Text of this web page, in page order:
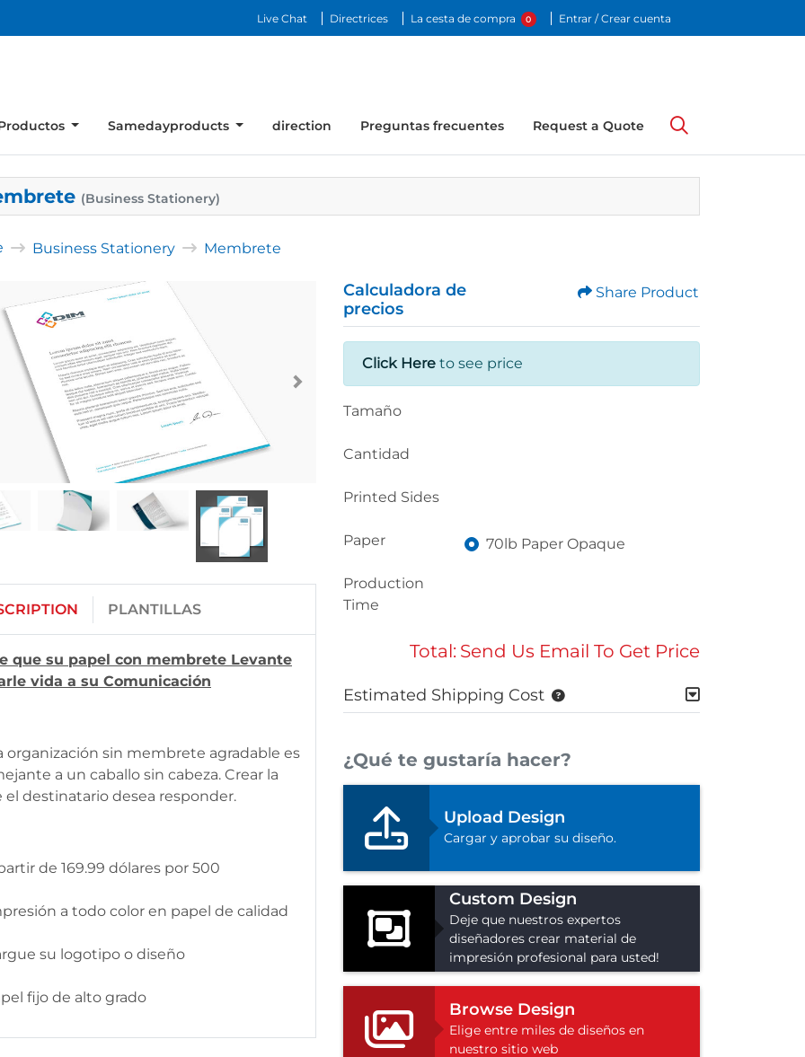
Live Chat Directrices La cesta de compra 0 Entrar / Crear cuenta
Samedayproducts direction Preguntas frecuentes Request a Quote
(Business Stationery)
Business Stationery Membrete
PLANTILLAS
que su papel con membrete Levante
vida a su Comunicación
organización sin membrete agradable es
a un caballo sin cabeza. Crear la
el destinatario desea responder.
de 169.99 dólares por 500
a todo color en papel de calidad
su logotipo o diseño
fijo de alto grado
Calculadora de
precios
Share Product
Click Hereto see price
Tamaño
Cantidad
Printed Sides
Paper 70lb Paper Opaque
Production
Time
Total: Send Us Email To Get Price
Estimated Shipping Cost
¿Qué te gustaría hacer?
Upload Design
Cargar y aprobar su diseño.
Custom Design
Deje que nuestros expertos
diseñadores crear material de
impresión profesional para usted!
Browse Design
Elige entre miles de diseños en
nuestro sitio web